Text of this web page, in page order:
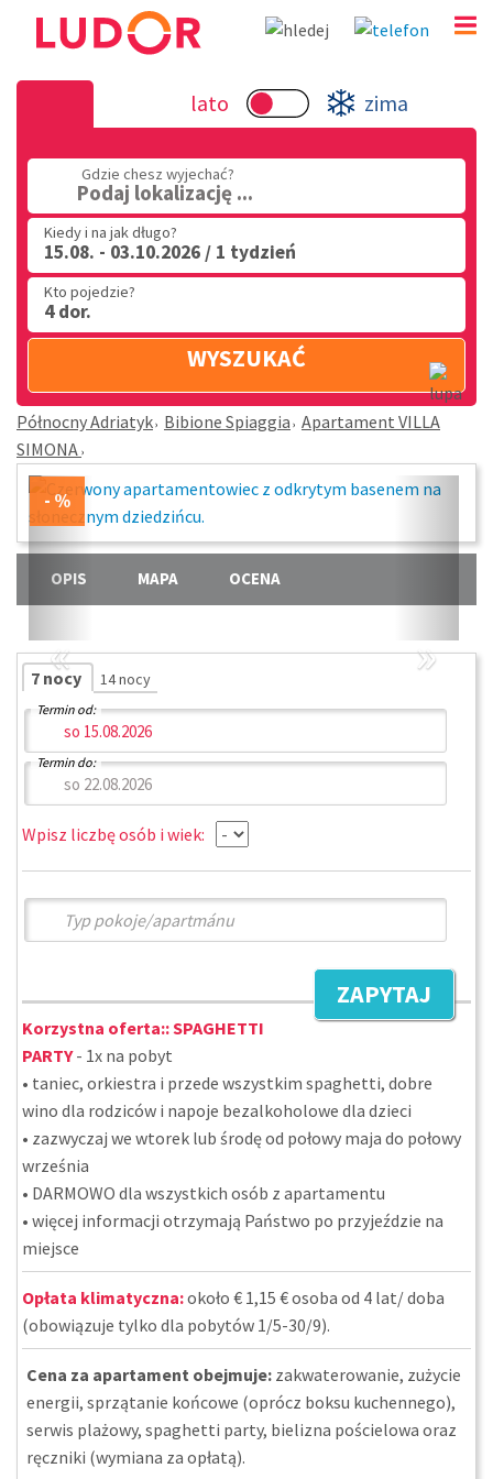
Apartament VILLA SIMONA - Bibione Spiaggia -
Adriatyk
(32) 720 60 56
lato zima
Gdzie chesz wyjechać?
Podaj lokalizację ...
Kiedy i na jak długo?
15.08. - 03.10.2026 / 1 tydzień
Kto pojedzie?
4 dor.
WYSZUKAĆ
Północny Adriatyk Bibione Spiaggia Apartament VILLA
SIMONA
« »
OPIS MAPA OCENA
7 nocy 14 nocy
Termin od:
Termin do:
Wpisz liczbę osób i wiek:
ZAPYTAJ
Korzystna oferta::SPAGHETTI
PARTY- 1x na pobyt
• taniec, orkiestra i przede wszystkim spaghetti, dobre
wino dla rodziców i napoje bezalkoholowe dla dzieci
• zazwyczaj we wtorek lub środę od połowy maja do połowy
września
• DARMOWO dla wszystkich osób z apartamentu
• więcej informacji otrzymają Państwo po przyjeździe na
miejsce
Opłata klimatyczna:około € 1,15 € osoba od 4 lat/ doba
(obowiązuje tylko dla pobytów 1/5-30/9).
Cena za apartament obejmuje: zakwaterowanie, zużycie
energii, sprzątanie końcowe (oprócz boksu kuchennego),
serwis plażowy, spaghetti party, bielizna pościelowa oraz
ręczniki (wymiana za opłatą).